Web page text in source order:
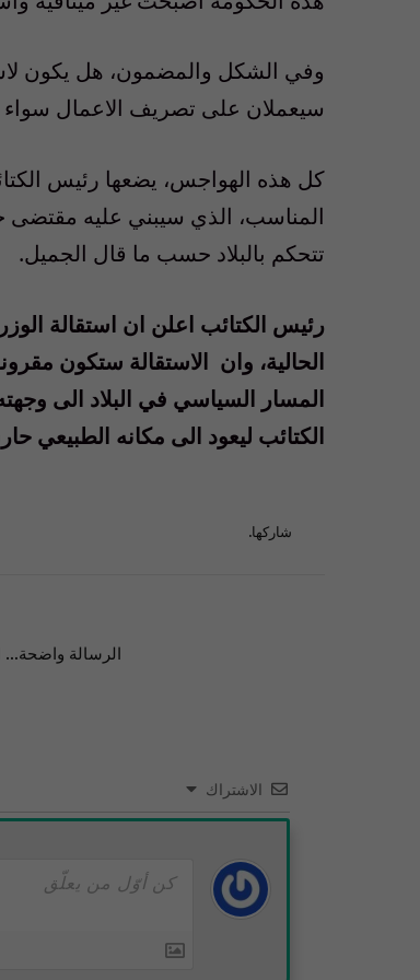
وفي الشكل والمضمون، هل يكون
سيعملان على تصريف الاعمال سواء
كل هذه الهواجس، يضعها رئيس
المناسب، الذي سيبني عليه مقتضى
تتحكم بالبلاد حسب ما قال الجميل.
رئيس الكتائب اعلن ان استقالة
الحالية، وان الاستقالة ستكون
المسار السياسي في البلاد الى
الكتائب ليعود الى مكانه الطبيعي
شاركها.
الرسالة واضحة…
الاشتراك